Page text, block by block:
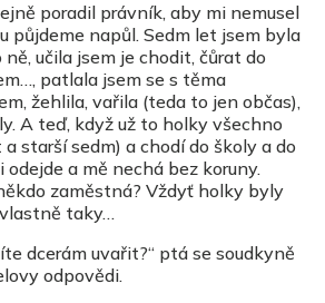
poradil právník, aby mi nemusel
půjdeme napůl. Sedm let jsem byla
učila jsem je chodit, čůrat do
patlala jsem se s těma
žehlila, vařila (teda to jen občas),
A teď, když už to holky všechno
starší sedm) a chodí do školy a do
a mě nechá bez koruny.
zaměstná? Vždyť holky byly
taky…
dcerám uvařit?“ ptá se soudkyně
odpovědi.